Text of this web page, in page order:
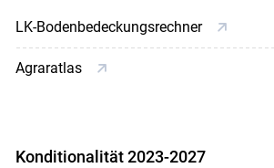
LK-Bodenbedeckungsrechner
Agraratlas
Konditionalität 2023-2027